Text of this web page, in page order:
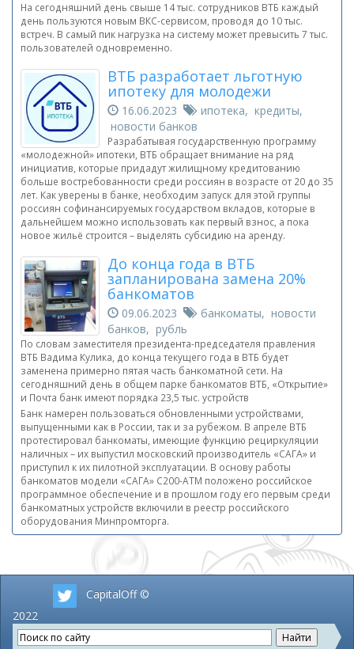
На сегодняшний день свыше 14 тыс. сотрудников ВТБ каждый
день пользуются новым ВКС-сервисом, проводя до 10 тыс.
встреч. В самый пик нагрузка на систему может превысить 7 тыс.
пользователей одновременно.
ВТБ разработает льготную
ипотеку для молодежи
16.06.2023
ипотека, кредиты,
новости банков
Разрабатывая государственную программу
«молодежной» ипотеки, ВТБ обращает внимание на ряд
инициатив, которые придадут жилищному кредитованию
больше востребованности среди россиян в возрасте от 20 до 35
лет. Как уверены в банке, необходим запуск для этой группы
россиян софинансируемых государством вкладов, которые в
дальнейшем можно использовать как первый взнос, а пока
новое жильё строится – выделять субсидию на аренду.
До конца года в ВТБ
запланирована замена 20%
банкоматов
09.06.2023
банкоматы, новости
банков, рубль
По словам заместителя президента-председателя правления
ВТБ Вадима Кулика, до конца текущего года в ВТБ будет
заменена примерно пятая часть банкоматной сети. На
сегодняшний день в общем парке банкоматов ВТБ, «Открытие»
и Почта банк имеют порядка 23,5 тыс. устройств
Банк намерен пользоваться обновленными устройствами,
выпущенными как в России, так и за рубежом. В апреле ВТБ
протестировал банкоматы, имеющие функцию рециркуляции
наличных – их выпустил московский производитель «САГА» и
приступил к их пилотной эксплуатации. В основу работы
банкоматов модели «САГА» С200-АТМ положено российское
программное обеспечение и в прошлом году его первым среди
банкоматных устройств включили в реестр российского
оборудования Минпромторга.
CapitalOff ©
2022